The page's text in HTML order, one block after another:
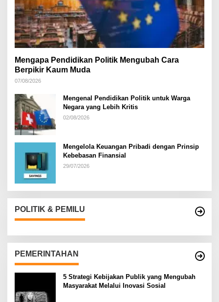
Mengapa Pendidikan Politik Mengubah Cara
Berpikir Kaum Muda
07/08/2026
Mengenal Pendidikan Politik untuk Warga
Negara yang Lebih Kritis
02/08/2026
Mengelola Keuangan Pribadi dengan Prinsip
Kebebasan Finansial
29/07/2026
POLITIK & PEMILU
PEMERINTAHAN
5 Strategi Kebijakan Publik yang Mengubah
Masyarakat Melalui Inovasi Sosial